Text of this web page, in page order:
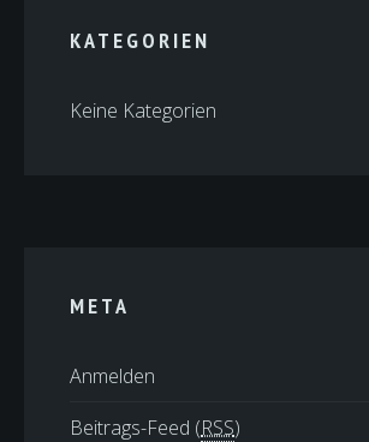
KATEGORIEN
Keine Kategorien
META
Anmelden
Beitrags-Feed (RSS)